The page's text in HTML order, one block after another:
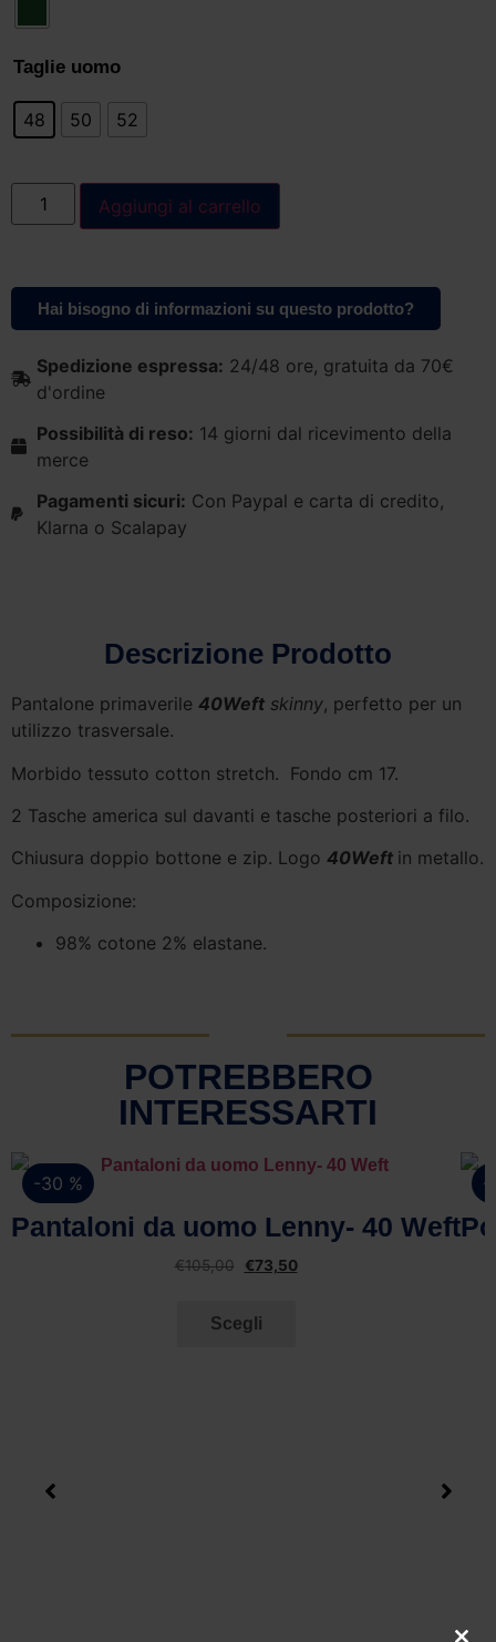
Taglie uomo
48 50 52
Aggiungi al carrello
Hai bisogno di informazioni su questo prodotto?
Spedizione espressa: 24/48 ore, gratuita da 70€
d'ordine
Possibilità di reso: 14 giorni dal ricevimento della
merce
Pagamenti sicuri: Con Paypal e carta di credito,
Klarna o Scalapay
Descrizione Prodotto
Pantalone primaverile 40Weft skinny, perfetto per un
utilizzo trasversale.
Morbido tessuto cotton stretch. Fondo cm 17.
2 Tasche america sul davanti e tasche posteriori a filo.
Chiusura doppio bottone e zip. Logo 40Weft in metallo.
Composizione:
98% cotone 2% elastane.
POTREBBERO
INTERESSARTI
-30 %
Pantaloni da uomo Lenny- 40 Weft
€105,00 €73,50
Scegli
-